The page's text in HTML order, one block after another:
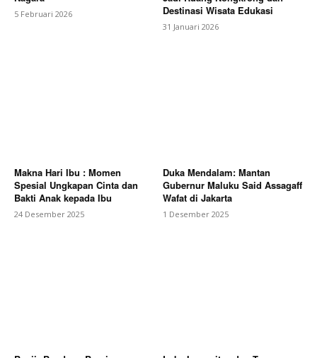
5 Februari 2026
Destinasi Wisata Edukasi
31 Januari 2026
Makna Hari Ibu : Momen
Spesial Ungkapan Cinta dan
Bakti Anak kepada Ibu
24 Desember 2025
Duka Mendalam: Mantan
Gubernur Maluku Said Assagaff
Wafat di Jakarta
1 Desember 2025